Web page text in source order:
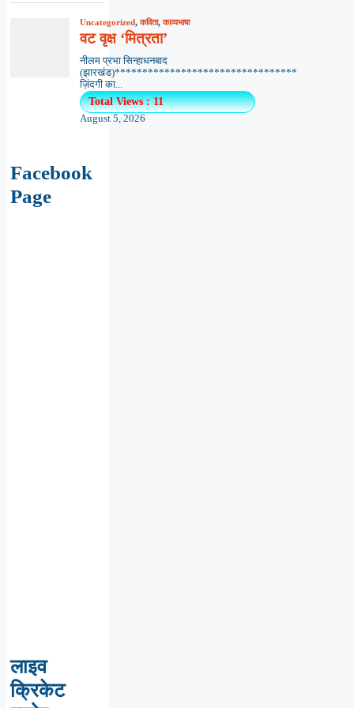
Uncategorized,कविता,काव्यभाषा
वट वृक्ष ‘मित्रता’
नीलम प्रभा सिन्हाधनबाद
(झारखंड)*********************************
ज़िंदगी का...
Total Views : 11
August 5, 2026
Facebook
Page
लाइव
क्रिकेट